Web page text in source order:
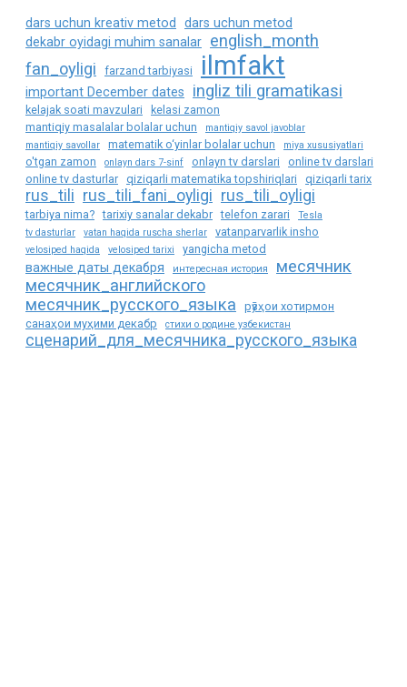
dars uchun kreativ metod
dars uchun metod
dekabr oyidagi muhim sanalar
english_month
fan_oyligi
farzand tarbiyasi ilmfakt
important December dates ingliz tili gramatikasi
kelajak soati mavzulari
kelasi zamon
mantiqiy masalalar bolalar uchun
mantiqiy savol javoblar
mantiqiy savollar
matematik o‘yinlar bolalar uchun miya xususiyatlari
o'tgan zamon onlayn dars 7-sinf onlayn tv darslari
online tv darslari
online tv dasturlar qiziqarli matematika topshiriqlari qiziqarli tarix
rus_tili rus_tili_fani_oyligi rus_tili_oyligi
tarbiya nima? tarixiy sanalar dekabr telefon zarari
Tesla
tv dasturlar
vatan haqida ruscha sherlar vatanparvarlik insho
velosiped haqida velosiped tarixi yangicha metod
важные даты декабря интересная история
месячник
месячник_английского
месячник_русского_языка
рӯзҳои хотирмон
санаҳои муҳими декабр
стихи о родине узбекистан
сценарий_для_месячника_русского_языка